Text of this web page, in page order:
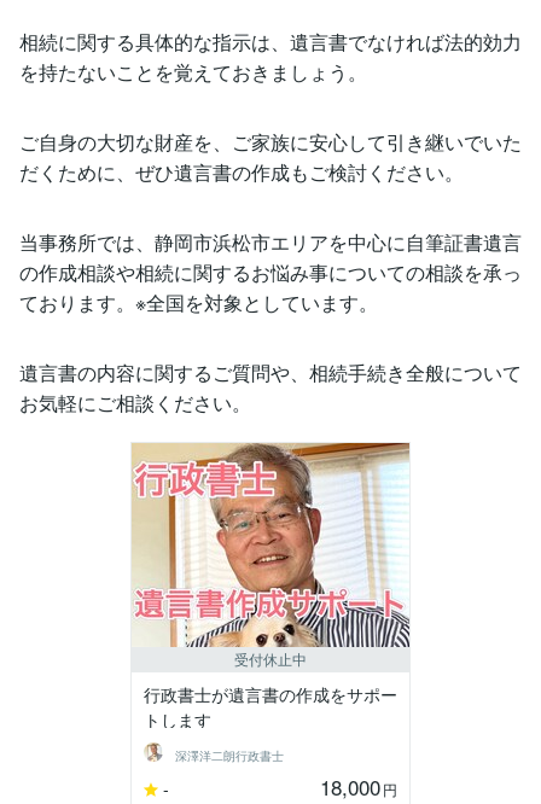
相続に関する具体的な指示は、遺言書でなければ法的効力
を持たないことを覚えておきましょう。
ご自身の大切な財産を、ご家族に安心して引き継いでいた
だくために、ぜひ遺言書の作成もご検討ください。
当事務所では、静岡市浜松市エリアを中心に自筆証書遺言
の作成相談や相続に関するお悩み事についての相談を承っ
ております。※全国を対象としています。
遺言書の内容に関するご質問や、相続手続き全般について
お気軽にご相談ください。
受付休止中
行政書士が遺言書の作成をサポー
トします
深澤洋二朗行政書士
- 18,000円